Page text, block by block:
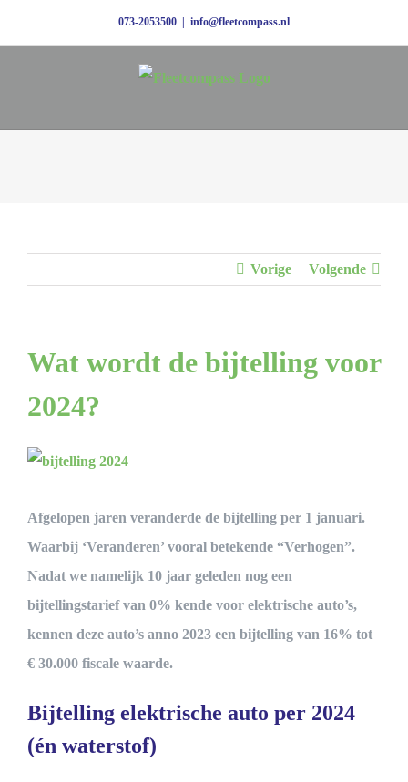
naar
073-2053500 info@fleetcompass.nl
Vorige Volgende
Wat wordt de bijtelling voor
2024?
Bekijk
afbeelding
Afgelopen jaren veranderde de bijtelling per 1 januari.
Waarbij ‘Veranderen’ vooral betekende “Verhogen”.
Nadat we namelijk 10 jaar geleden nog een
bijtellingstarief van 0% kende voor elektrische auto’s,
kennen deze auto’s anno 2023 een bijtelling van 16% tot
€ 30.000 fiscale waarde.
Bijtelling elektrische auto per 2024
(én waterstof)